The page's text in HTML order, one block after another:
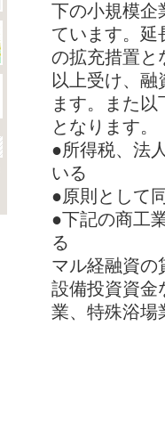
下の小規模企
ています。延
の拡充措置と
以上受け、
ます。また
となります。
●所得税、法
いる
●原則として
●下記の商工
る
マル経融資の
設備投資資金
業、特殊浴場